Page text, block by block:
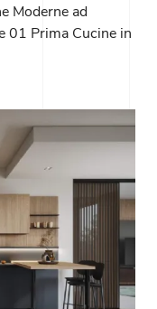
Moderne ad
01 Prima Cucine in